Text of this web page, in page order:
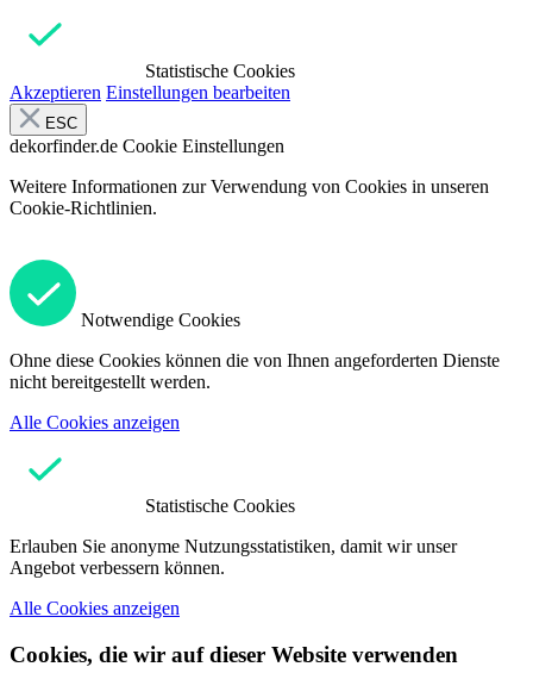
Statistische Cookies
Akzeptieren Einstellungen bearbeiten
ESC
dekorfinder.de Cookie Einstellungen
Weitere Informationen zur Verwendung von Cookies in unseren
Cookie-Richtlinien.
Notwendige Cookies
Ohne diese Cookies können die von Ihnen angeforderten Dienste
nicht bereitgestellt werden.
Alle Cookies anzeigen
Statistische Cookies
Erlauben Sie anonyme Nutzungsstatistiken, damit wir unser
Angebot verbessern können.
Alle Cookies anzeigen
Cookies, die wir auf dieser Website verwenden